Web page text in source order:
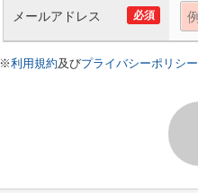
必須
メールアドレス
※利用規約及びプライバシーポリシー